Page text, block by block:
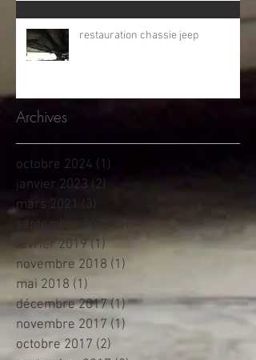
restauration chassie jeep
Archives
octobre 2024 (1)
janvier 2023 (2) 2 posts
mars 2021 (3)
septembre 2020
(1)1 post
février 2019 (1)1 post
novembre 2018 (1)
mai 2018 (1)
décembre 2017 (1)1 post
novembre 2017 (1)
octobre 2017 (2)